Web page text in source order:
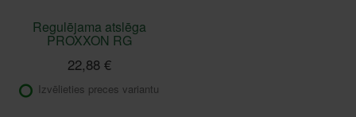
Regulējama atslēga
PROXXON RG
22,88 €
Izvēlieties preces variantu